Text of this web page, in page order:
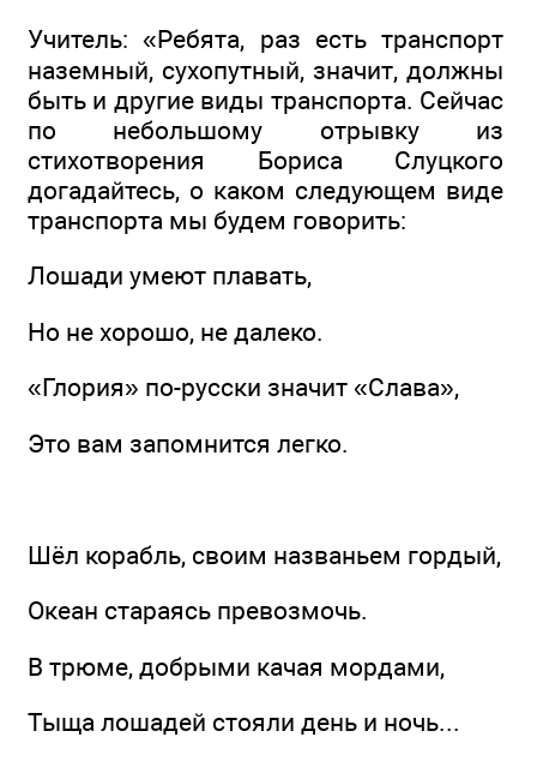
Учитель: «Ребята, раз есть транспорт
наземный, сухопутный, значит, должны
быть и другие виды транспорта. Сейчас
по небольшому отрывку из
стихотворения Бориса Слуцкого
догадайтесь, о каком следующем виде
транспорта мы будем говорить:
Лошади умеют плавать,
Но не хорошо, не далеко.
«Глория» по-русски значит «Слава»,
Это вам запомнится легко.
Шёл корабль, своим названьем гордый,
Океан стараясь превозмочь.
В трюме, добрыми качая мордами,
Тыща лошадей стояли день и ночь...